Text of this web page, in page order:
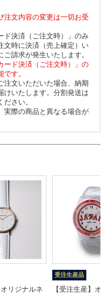
注文内容の変更は一切お受
決済（ご注文時）」のみ
文時に決済（売上確定）い
請求が発生いたします。
ード決済（ご注文時）」の
す。
文いただいた場合、納期
けいたします。分割発送は
さい。
際の商品と異なる場合が
オリジナルネ
受注生産品
【受注生産】オ